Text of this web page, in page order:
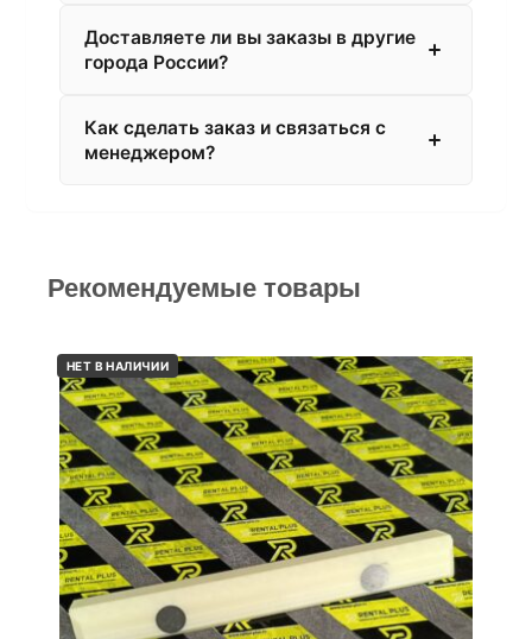
Доставляете ли вы заказы в другие
города России?
Как сделать заказ и связаться с
менеджером?
Рекомендуемые товары
НЕТ В НАЛИЧИИ